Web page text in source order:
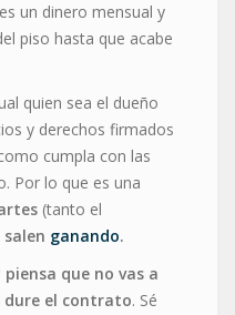
un dinero mensual y
piso hasta que acabe
quien sea el dueño
y derechos firmados
cumpla con las
Por lo que es una
(tanto el
salen ganando.
que no vas a
el contrato. Sé